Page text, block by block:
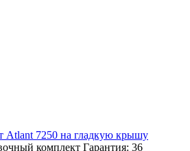
Atlant 7250 на гладкую крышу
комплект Гарантия: 36